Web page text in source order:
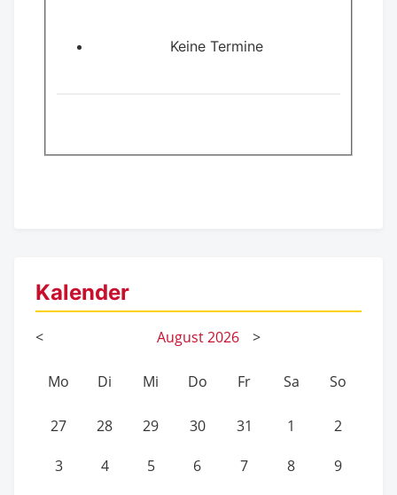
Keine Termine
Kalender
< August2026 >
Mo Di Mi Do Fr Sa So
27 28 29 30 31 1 2
3 4 5 6 7 8 9